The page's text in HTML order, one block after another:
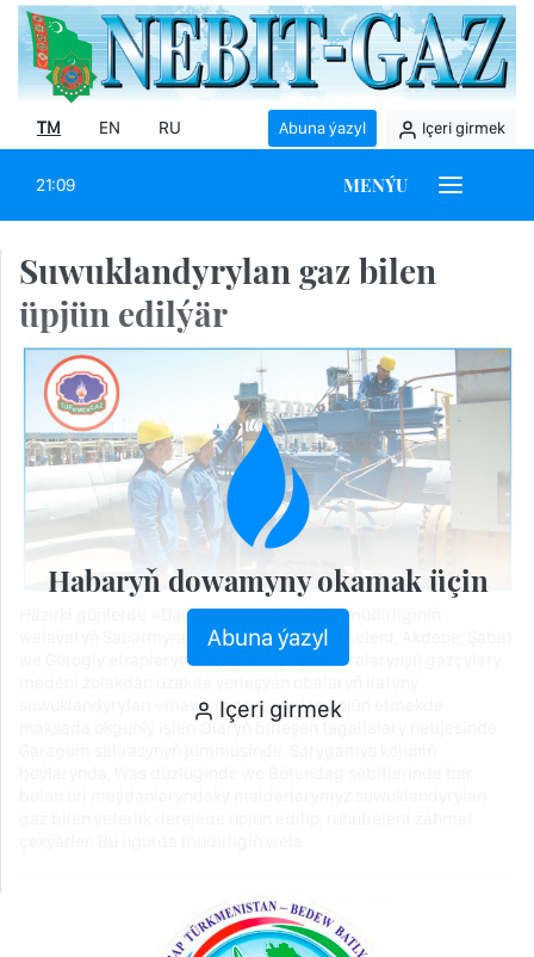
TM EN RU Abuna ýazyl Içeri girmek
21:09 MENÝU
Suwuklandyrylan gaz bilen
üpjün edilýär
Häzirki günlerde «Daşoguzgazüpjünçilik» müdirliginiň
welaýatyň Saparmyrat Türkmenbaşy, Ruhubelent, Akdepe, Şabat
we Görogly etraplaryndaky gaz hojalyk edaralarynyň gazçylary
suwuklandyrylan «mawy ýangyç» bilen üpjün etmekde
maksada okgunly işleri Olaryň birleşen tagallalary netijesinde
Habaryň dowamyny okamak üçin
Abuna ýazyl
Içeri girmek